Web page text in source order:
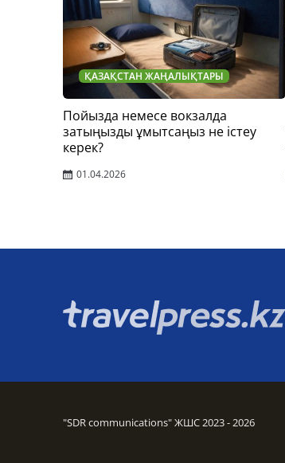
ҚАЗАҚСТАН ЖАҢАЛЫҚТАРЫ
Пойызда немесе вокзалда
затыңызды ұмытсаңыз не істеу
керек?
01.04.2026
"SDR communications" ЖШС 2023 - 2026